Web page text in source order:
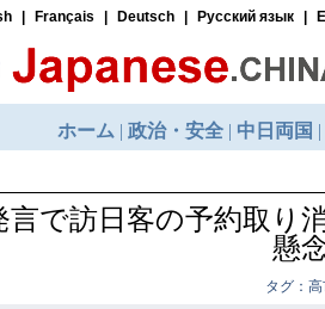
言で訪日客の予約取
懸
タグ：